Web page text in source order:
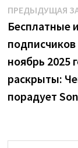
по
записям
ПРЕДЫДУЩАЯ
Бесплатные
подписчиков
ноябрь 2025
раскрыты:
порадует